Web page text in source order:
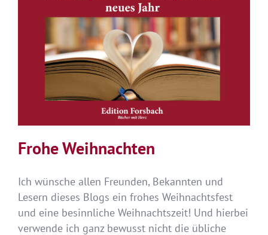
Frohe Weihnachten
Ich wünsche allen Freunden, Bekannten und
Lesern dieses Blogs ein frohes Weihnachtsfest
und eine besinnliche Weihnachtszeit! Und hierbei
verwende ich ganz bewusst nicht die übliche